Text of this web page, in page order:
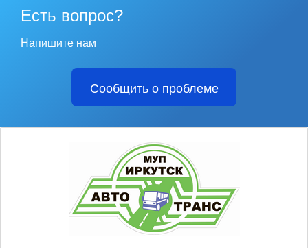
Есть вопрос?
Напишите нам
Сообщить о проблеме